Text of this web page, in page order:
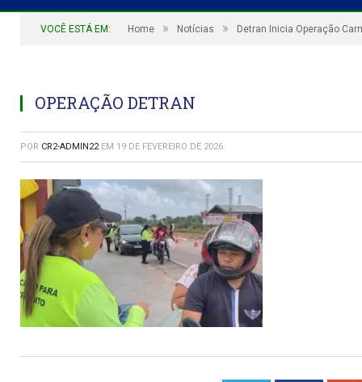
VOCÊ ESTÁ EM: Home » Notícias » Detran Inicia Operação
OPERAÇÃO DETRAN
POR CR2-ADMIN22 EM 19 DE FEVEREIRO DE 2026